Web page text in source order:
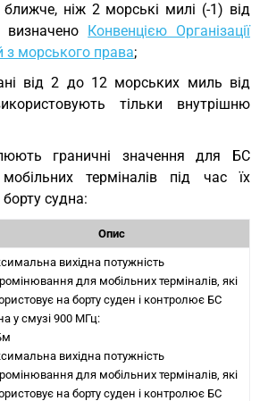
ніж 2 морські милі (-1) від
визначено Конвенцією Організації
з морського права;
від 2 до 12 морських миль від
тільки внутрішню
граничні значення для БС
терміналів під час їх
судна:
Опис
вихідна потужність
для мобільних терміналів, які
на борту суден і контролює БС
у смузі 900 МГц:
вихідна потужність
для мобільних терміналів, які
на борту суден і контролює БС